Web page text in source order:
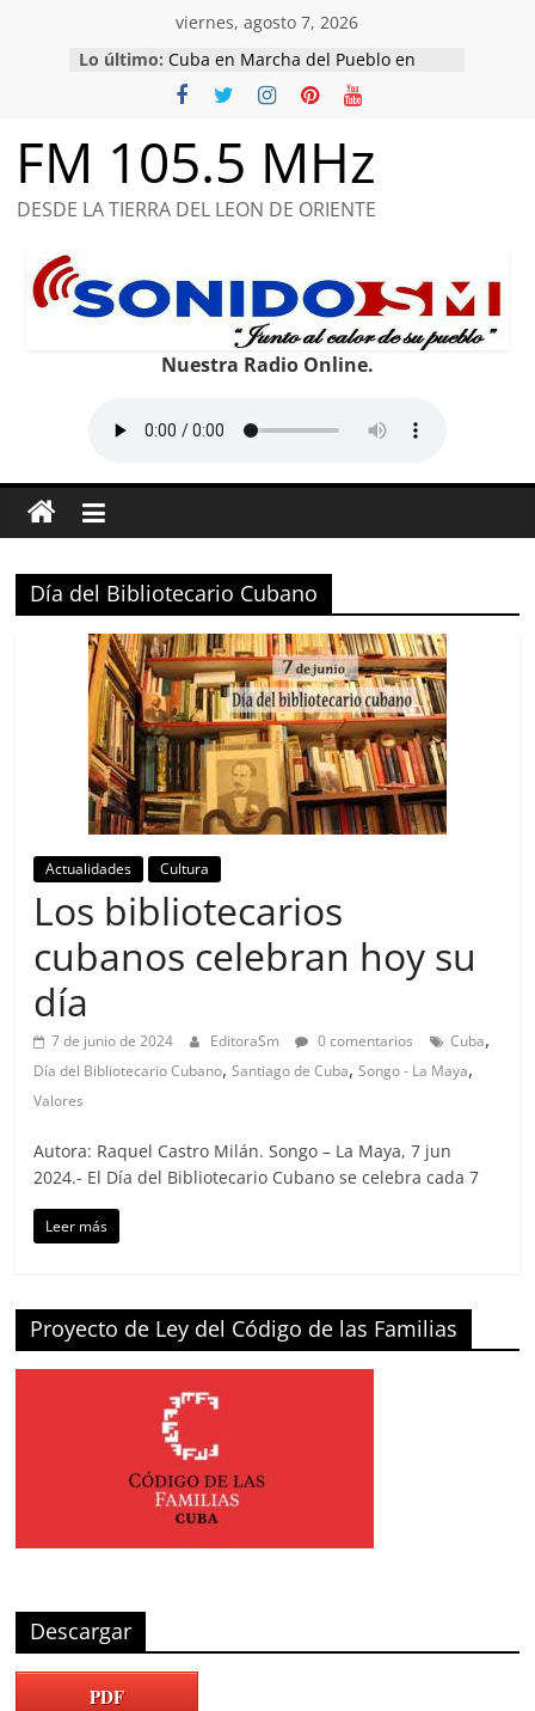
contenido
viernes, agosto 7, 2026
Lo último: Cuba en Marcha del Pueblo en
honor a combatientes caídos y de
compromiso con la Patria.
ideas
Conociendo de Comunicaciones
Félix Varela: pionero en la
FM 105.5 MHz
DESDE LA TIERRA DEL LEON DE ORIENTE
Nuestra Radio Online.
Día del Bibliotecario Cubano
Actualidades Cultura
Los bibliotecarios
cubanos celebran hoy su
día
7 de junio de 2024 EditoraSm 0 comentarios Cuba,
Día del Bibliotecario Cubano,Santiago de Cuba,Songo - La Maya,
Valores
Autora: Raquel Castro Milán. Songo – La Maya, 7 jun
2024.- El Día del Bibliotecario Cubano se celebra cada 7
Leer más
Proyecto de Ley del Código de las Familias
Descargar
PDF